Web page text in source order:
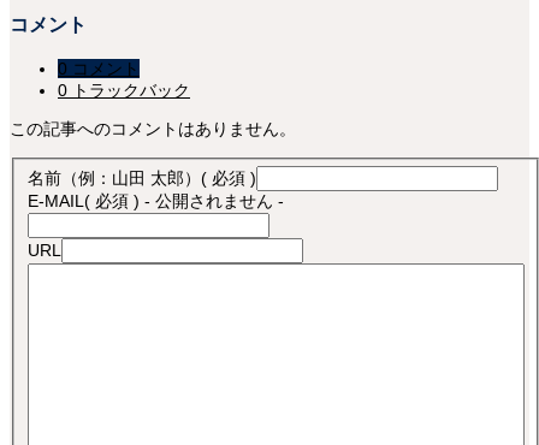
コメント
0 コメント
0 トラックバック
この記事へのコメントはありません。
名前（例：山田 太郎） ( 必須 )
E-MAIL ( 必須 ) - 公開されません -
URL